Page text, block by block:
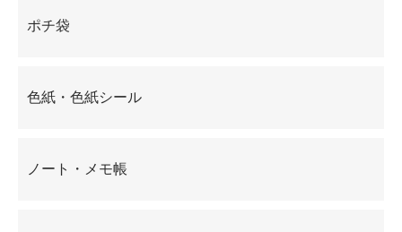
ポチ袋
色紙・色紙シール
ノート・メモ帳